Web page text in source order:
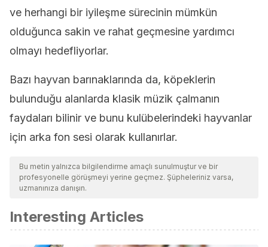
ve herhangi bir iyileşme sürecinin mümkün
olduğunca sakin ve rahat geçmesine yardımcı
olmayı hedefliyorlar.
Bazı hayvan barınaklarında da, köpeklerin
bulunduğu alanlarda klasik müzik çalmanın
faydaları bilinir ve bunu kulübelerindeki hayvanlar
için arka fon sesi olarak kullanırlar.
Bu metin yalnızca bilgilendirme amaçlı sunulmuştur ve bir
profesyonelle görüşmeyi yerine geçmez. Şüpheleriniz varsa,
uzmanınıza danışın.
Interesting Articles